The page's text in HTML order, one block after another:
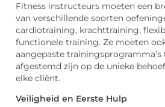
Fitness instructeurs moeten een
van verschillende soorten
cardiotraining, krachttraining,
functionele training. Ze moeten
aangepaste
afgestemd zijn op de unieke
elke cliënt.
Veiligheid en Eerste Hulp